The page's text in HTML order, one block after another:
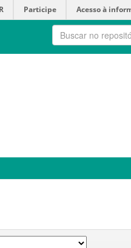
Participe Acesso à